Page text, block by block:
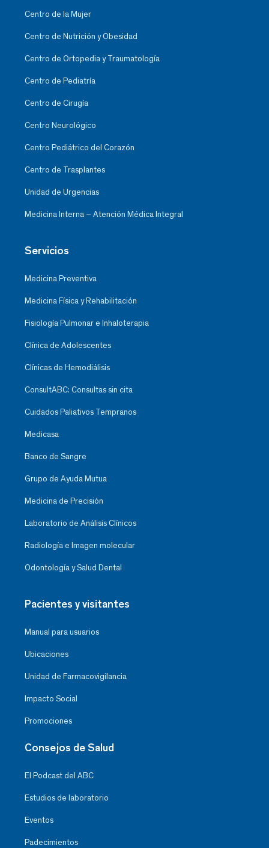
Centro de la Mujer
Centro de Nutrición y Obesidad
Centro de Ortopedia y Traumatología
Centro de Pediatría
Centro de Cirugía
Centro Neurológico
Centro Pediátrico del Corazón
Centro de Trasplantes
Unidad de Urgencias
Medicina Interna – Atención Médica Integral
Servicios
Medicina Preventiva
Medicina Física y Rehabilitación
Fisiología Pulmonar e Inhaloterapia
Clínica de Adolescentes
Clínicas de Hemodiálisis
ConsultABC: Consultas sin cita
Cuidados Paliativos Tempranos
Medicasa
Banco de Sangre
Grupo de Ayuda Mutua
Medicina de Precisión
Laboratorio de Análisis Clínicos
Radiología e Imagen molecular
Odontología y Salud Dental
Pacientes y visitantes
Manual para usuarios
Ubicaciones
Unidad de Farmacovigilancia
Impacto Social
Promociones
Consejos de Salud
El Podcast del ABC
Estudios de laboratorio
Eventos
Padecimientos